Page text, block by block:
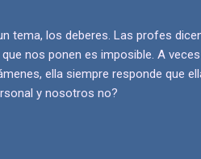
tema, los deberes. Las profes
nos ponen es imposible. A
ella siempre responde que
y nosotros no?